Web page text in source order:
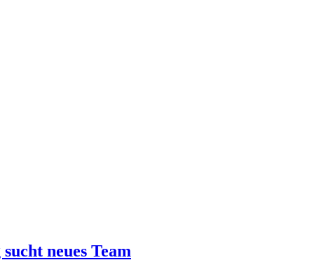
neues Team